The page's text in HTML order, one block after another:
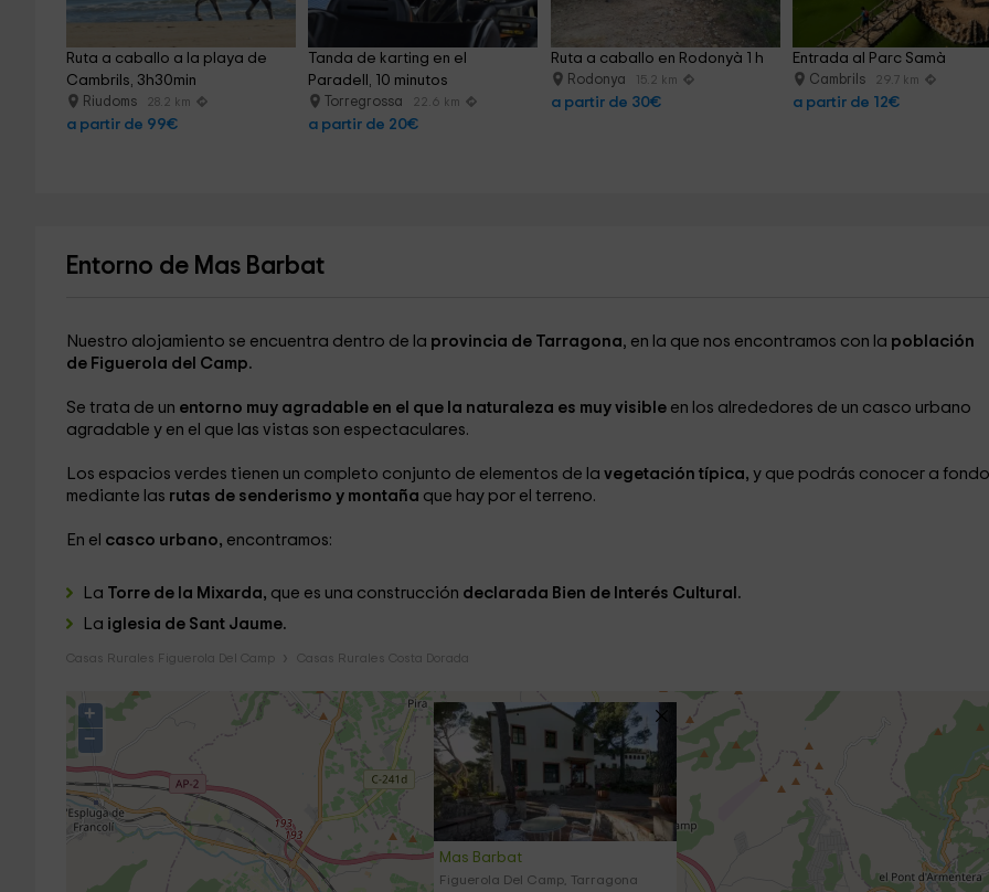
Ruta a caballo a la playa de
Cambrils, 3h30min
Riudoms 28.2 km
a partir de 99€
Tanda de karting en el
Paradell, 10 minutos
Torregrossa 22.6 km
a partir de 20€
Ruta a caballo en Rodonyà 1 h
Rodonya 15.2 km
a partir de 30€
Entrada al Parc Samà
Cambrils 29.7 km
a partir de 12€
Entorno de Mas Barbat
Nuestro alojamiento se encuentra dentro de la provincia de Tarragona, en la que nos encontramos con la población
de Figuerola del Camp.
Se trata de un entorno muy agradable en el que la naturaleza es muy visibleen los alrededores de un casco urbano
agradable y en el que las vistas son espectaculares.
Los espacios verdes tienen un completo conjunto de elementos de la vegetación típica, y que podrás conocer a fondo
mediante las rutas de senderismo y montaña que hay por el terreno.
En el casco urbano, encontramos:
La Torre de la Mixarda, que es una construcción declarada Bien de Interés Cultural.
La iglesia de Sant Jaume.
Casas Rurales Figuerola Del Camp Casas Rurales Costa Dorada
Mas Barbat
Figuerola Del Camp, Tarragona
+
−